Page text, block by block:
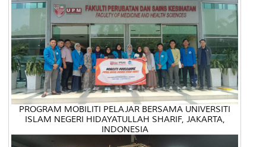
PROGRAM MOBILITI PELAJAR BERSAMA UNIVERSITI
ISLAM NEGERI HIDAYATULLAH SHARIF, JAKARTA,
INDONESIA